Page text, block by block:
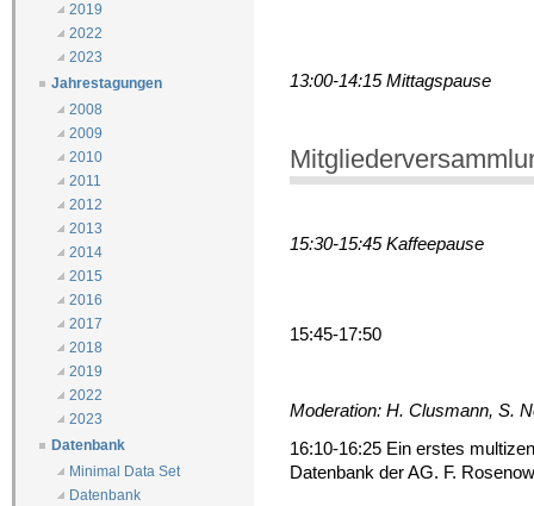
2019
2022
2023
Jahrestagungen
2008
2009
2010
2011
2012
2013
2014
2015
2016
2017
2018
2019
2022
2023
Datenbank
Minimal Data Set
Datenbank
13:00-14:15 Mittagspause
15:30-15:45 Kaffeepause
15:45-17:50
Moderation: H. Clusmann, S.
16:10-16:25 Ein erstes
Datenbank der AG. F.